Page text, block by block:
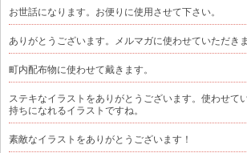
お世話になります。お便りに使用させて下さい。
ありがとうございます。メルマガに使わせていただきま
町内配布物に使わせて戴きます。
ステキなイラストをありがとうございます。使わせて
持ちになれるイラストですね。
素敵なイラストをありがとうございます！